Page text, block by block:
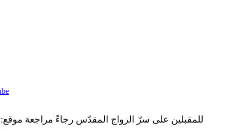
للمقبلين على سرّ الزواج المقدّس رجاءً مراجعة موقع: